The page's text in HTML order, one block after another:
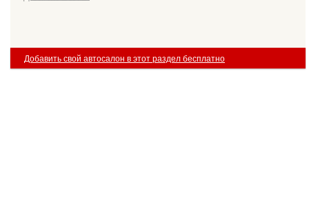
Добавить свой автосалон в этот раздел бесплатно